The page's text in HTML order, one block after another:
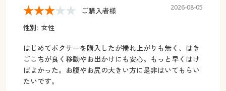
ご購入者様 2026-08-05
性別: 女性
はじめてボクサーを購入したが捲れ上がりも無く、はき
ごこちが良く移動やお出かけにも安心。もっと早くはけ
ばよかった。お腹やお尻の大きい方に是非はいてもらい
たいです。